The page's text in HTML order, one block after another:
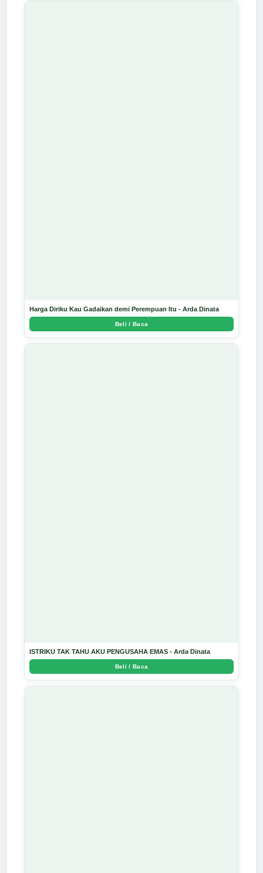
Harga Diriku Kau Gadaikan demi Perempuan Itu - Arda Dinata
Beli / Baca
ISTRIKU TAK TAHU AKU PENGUSAHA EMAS - Arda Dinata
Beli / Baca